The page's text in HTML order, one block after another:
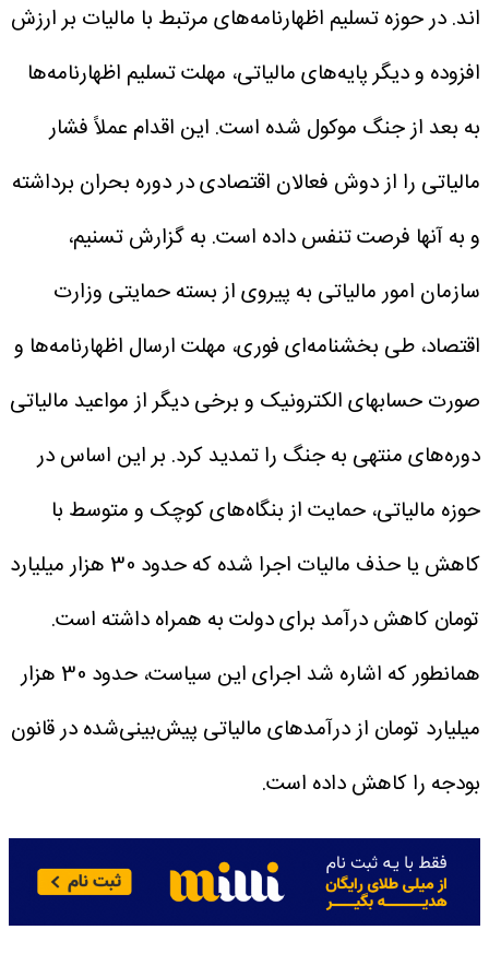
اند. در حوزه تسلیم اظهارنامه‌های مرتبط با مالیات بر ارزش
افزوده و دیگر پایه‌های مالیاتی، مهلت تسلیم اظهارنامه‌ها
به بعد از جنگ موکول شده است. این اقدام عملاً فشار
مالیاتی را از دوش فعالان اقتصادی در دوره بحران برداشته
و به آنها فرصت تنفس داده است. به گزارش تسنیم،
سازمان امور مالیاتی به پیروی از بسته حمایتی وزارت
اقتصاد، طی بخشنامه‌ای فوری، مهلت ارسال اظهارنامه‌ها و
صورت حسابهای الکترونیک و برخی دیگر از مواعید مالیاتی
دوره‌های منتهی به جنگ را تمدید کرد. بر این اساس در
حوزه مالیاتی، حمایت از بنگاه‌های کوچک و متوسط با
کاهش یا حذف مالیات اجرا شده که حدود 30 هزار میلیارد
تومان کاهش درآمد برای دولت به همراه داشته است.
همانطور که اشاره شد اجرای این سیاست، حدود 30 هزار
میلیارد تومان از درآمدهای مالیاتی پیش‌بینی‌شده در قانون
بودجه را کاهش داده است.